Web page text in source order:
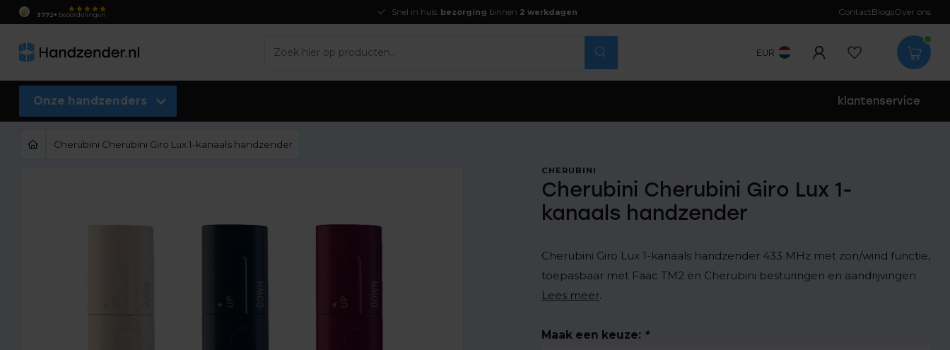
3772+ beoordelingen Snel in huis: bezorging binnen 2 werkdagen ContactBlogsOver ons
EUR
Onze handzenders klantenservice
Cherubini Cherubini Giro Lux 1-kanaals handzender
CHERUBINI
Cherubini Cherubini Giro Lux 1-
kanaals handzender
Cherubini Giro Lux 1-kanaals handzender 433 MHz met zon/wind functie,
toepasbaar met Faac TM2 en Cherubini besturingen en aandrijvingen
Lees meer.
Maak een keuze: *